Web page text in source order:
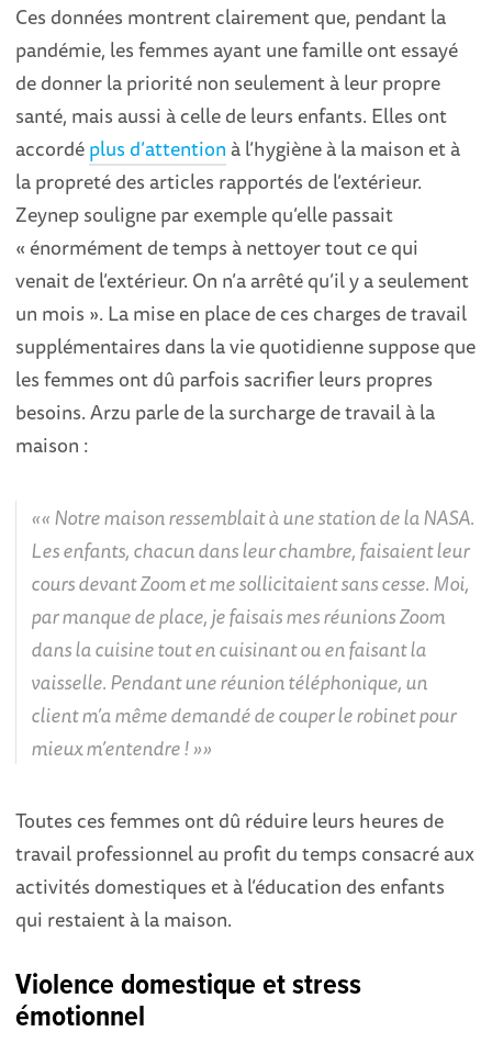
Ces données montrent clairement que, pendant la
pandémie, les femmes ayant une famille ont essayé
de donner la priorité non seulement à leur propre
santé, mais aussi à celle de leurs enfants. Elles ont
accordéplus d’attentionà l’hygiène à la maison et à
la propreté des articles rapportés de l’extérieur.
Zeynep souligne par exemple qu’elle passait
« énormément de temps à nettoyer tout ce qui
venait de l’extérieur. On n’a arrêté qu’il y a seulement
un mois ». La mise en place de ces charges de travail
supplémentaires dans la vie quotidienne suppose que
les femmes ont dû parfois sacrifier leurs propres
besoins. Arzu parle de la surcharge de travail à la
maison :
« Notre maison ressemblait à une station de la NASA.
Les enfants, chacun dans leur chambre, faisaient leur
cours devant Zoom et me sollicitaient sans cesse. Moi,
par manque de place, je faisais mes réunions Zoom
dans la cuisine tout en cuisinant ou en faisant la
vaisselle. Pendant une réunion téléphonique, un
client m’a même demandé de couper le robinet pour
mieux m’entendre ! »
Toutes ces femmes ont dû réduire leurs heures de
travail professionnel au profit du temps consacré aux
activités domestiques et à l’éducation des enfants
qui restaient à la maison.
Violence domestique et stress
émotionnel